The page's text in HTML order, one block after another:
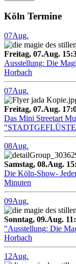
Köln Termine
07Aug.
Freitag, 07.Aug.
Ausstellung: Die
Horbach
07Aug.
Freitag, 07.Aug.
Das Mini Streetart
08Aug.
Samstag, 08.Aug.
Die Köln-Show-
Minuten
09Aug.
Sonntag, 09.Aug.
"Ausstellung: Die
Horbach
12Aug.